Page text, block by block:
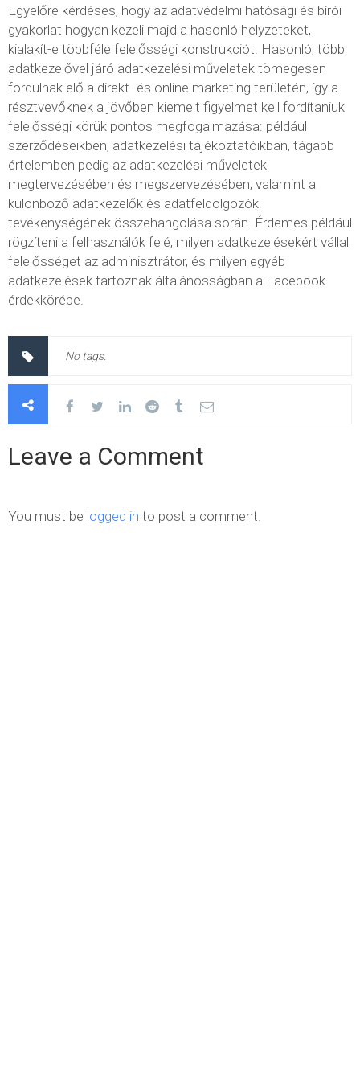
Egyelőre kérdéses, hogy az adatvédelmi hatósági és bírói
gyakorlat hogyan kezeli majd a hasonló helyzeteket,
kialakít-e többféle felelősségi konstrukciót. Hasonló, több
adatkezelővel járó adatkezelési műveletek tömegesen
fordulnak elő a direkt- és online marketing területén, így a
résztvevőknek a jövőben kiemelt figyelmet kell fordítaniuk
felelősségi körük pontos megfogalmazása: például
szerződéseikben, adatkezelési tájékoztatóikban, tágabb
értelemben pedig az adatkezelési műveletek
megtervezésében és megszervezésében, valamint a
különböző adatkezelők és adatfeldolgozók
tevékenységének összehangolása során. Érdemes például
rögzíteni a felhasználók felé, milyen adatkezelésekért vállal
felelősséget az adminisztrátor, és milyen egyéb
adatkezelések tartoznak általánosságban a Facebook
érdekkörébe.
No tags.
Leave a Comment
You must be logged in to post a comment.